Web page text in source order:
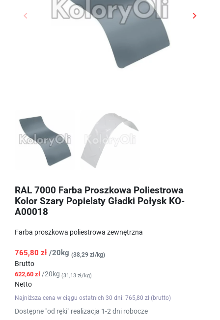
Poprzedni
 
RAL 7000 Farba Proszkowa Poliestrowa
Kolor Szary Popielaty Gładki Połysk KO-
A00018
Farba proszkowa poliestrowa zewnętrzna
765,80 zł /20kg (38,29 zł/kg)
Brutto
622,60 zł /20kg (31,13 zł/kg)
Netto
Najniższa cena w ciągu ostatnich 30 dni: 765,80 zł (brutto)
Dostępne "od ręki" realizacja 1-2 dni robocze